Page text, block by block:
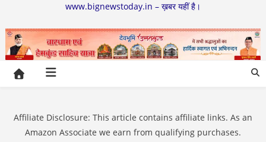
www.bignewstoday.in – ख़बर यहीं है।
Affiliate Disclosure: This article contains affiliate links. As an
Amazon Associate we earn from qualifying purchases.